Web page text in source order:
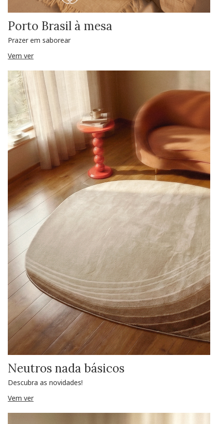
Porto Brasil à mesa
Prazer em saborear
Vem ver
Neutros nada básicos
Descubra as novidades!
Vem ver